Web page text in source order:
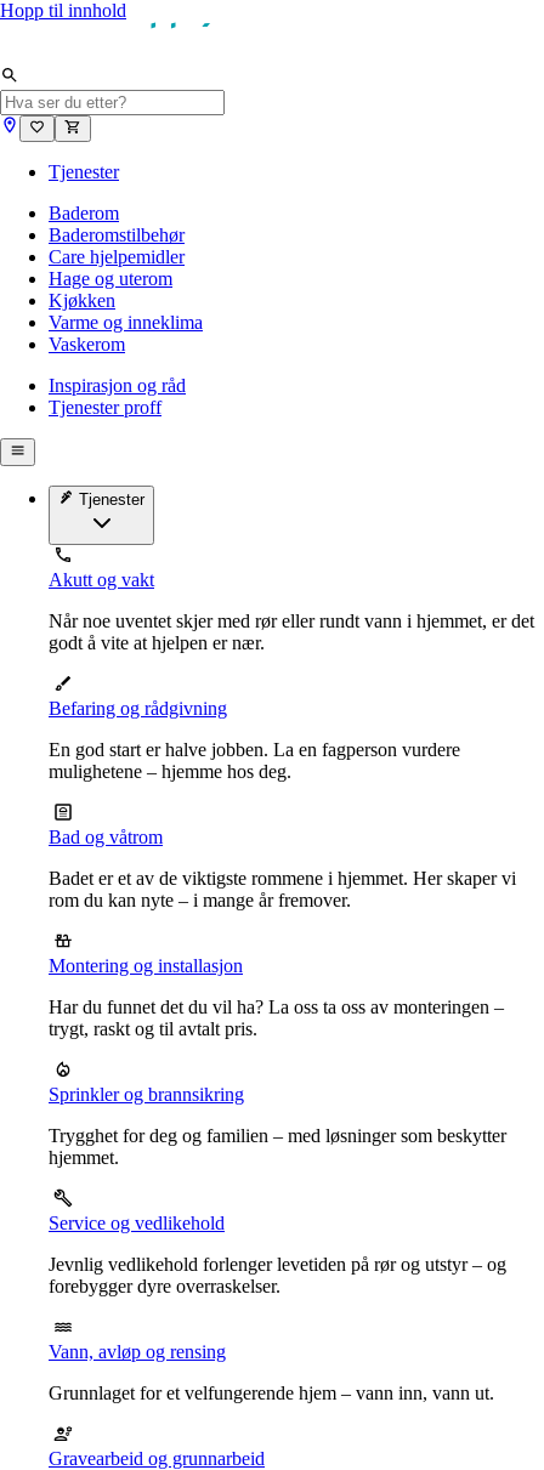
Hopp til innhold
Tjenester
Baderom
Baderomstilbehør
Care hjelpemidler
Hage og uterom
Kjøkken
Varme og inneklima
Vaskerom
Inspirasjon og råd
Tjenester proff
Tjenester
Akutt og vakt
Når noe uventet skjer med rør eller rundt vann i hjemmet, er det
godt å vite at hjelpen er nær.
Befaring og rådgivning
En god start er halve jobben. La en fagperson vurdere
mulighetene – hjemme hos deg.
Bad og våtrom
Badet er et av de viktigste rommene i hjemmet. Her skaper vi
rom du kan nyte – i mange år fremover.
Montering og installasjon
Har du funnet det du vil ha? La oss ta oss av monteringen –
trygt, raskt og til avtalt pris.
Sprinkler og brannsikring
Trygghet for deg og familien – med løsninger som beskytter
hjemmet.
Service og vedlikehold
Jevnlig vedlikehold forlenger levetiden på rør og utstyr – og
forebygger dyre overraskelser.
Vann, avløp og rensing
Grunnlaget for et velfungerende hjem – vann inn, vann ut.
Gravearbeid og grunnarbeid